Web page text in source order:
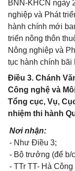
BNN-KHCN ngày
nghiệp và Phát
hành chính mới
triển nông thôn
Nông nghiệp và
tục hành chính bãi
Điều 3. Chánh
Công nghệ và
Tổng cục, Vụ,
nhiệm thi hành
Nơi nhận:
- Như Điều 3;
- Bộ trưởng (để b/
- TTr TT- Hà Công